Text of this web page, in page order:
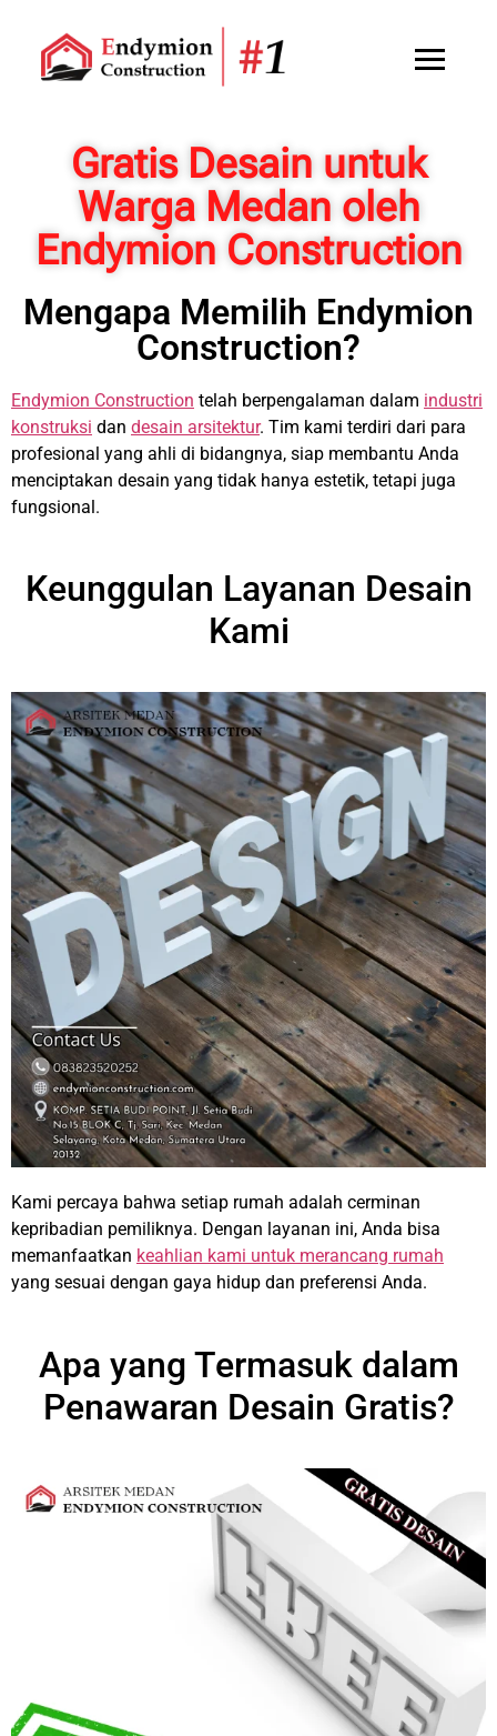
Gratis Desain untuk
Warga Medan oleh
Endymion Construction
Mengapa Memilih Endymion
Construction?
Endymion Construction telah berpengalaman dalam industri
konstruksi dan desain arsitektur. Tim kami terdiri dari para
profesional yang ahli di bidangnya, siap membantu Anda
menciptakan desain yang tidak hanya estetik, tetapi juga
fungsional.
Keunggulan Layanan Desain
Kami
Kami percaya bahwa setiap rumah adalah cerminan
kepribadian pemiliknya. Dengan layanan ini, Anda bisa
memanfaatkan keahlian kami untuk merancang rumah
yang sesuai dengan gaya hidup dan preferensi Anda.
Apa yang Termasuk dalam
Penawaran Desain Gratis?